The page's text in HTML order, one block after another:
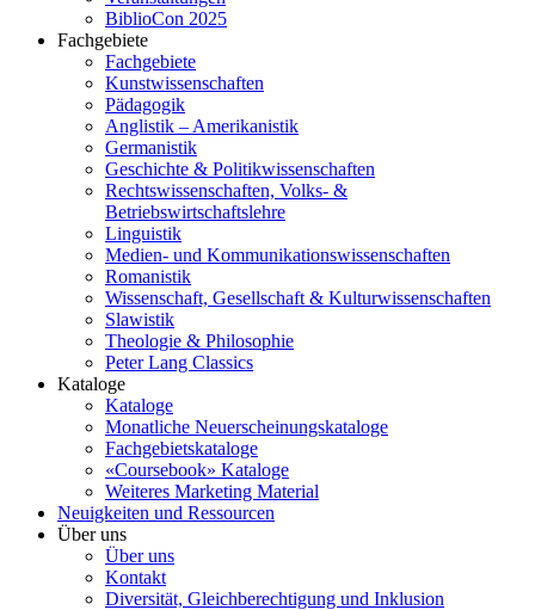
BiblioCon 2025
Fachgebiete
Fachgebiete
Kunstwissenschaften
Pädagogik
Anglistik – Amerikanistik
Germanistik
Geschichte & Politikwissenschaften
Rechtswissenschaften, Volks- &
Betriebswirtschaftslehre
Linguistik
Medien- und Kommunikationswissenschaften
Romanistik
Wissenschaft, Gesellschaft & Kulturwissenschaften
Slawistik
Theologie & Philosophie
Peter Lang Classics
Kataloge
Kataloge
Monatliche Neuerscheinungskataloge
Fachgebietskataloge
«Coursebook» Kataloge
Weiteres Marketing Material
Neuigkeiten und Ressourcen
Über uns
Über uns
Kontakt
Diversität, Gleichberechtigung und Inklusion